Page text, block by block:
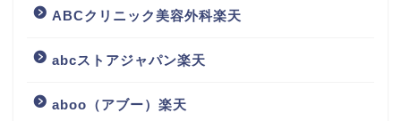
ABCクリニック美容外科楽天
abcストアジャパン楽天
aboo（アブー）楽天